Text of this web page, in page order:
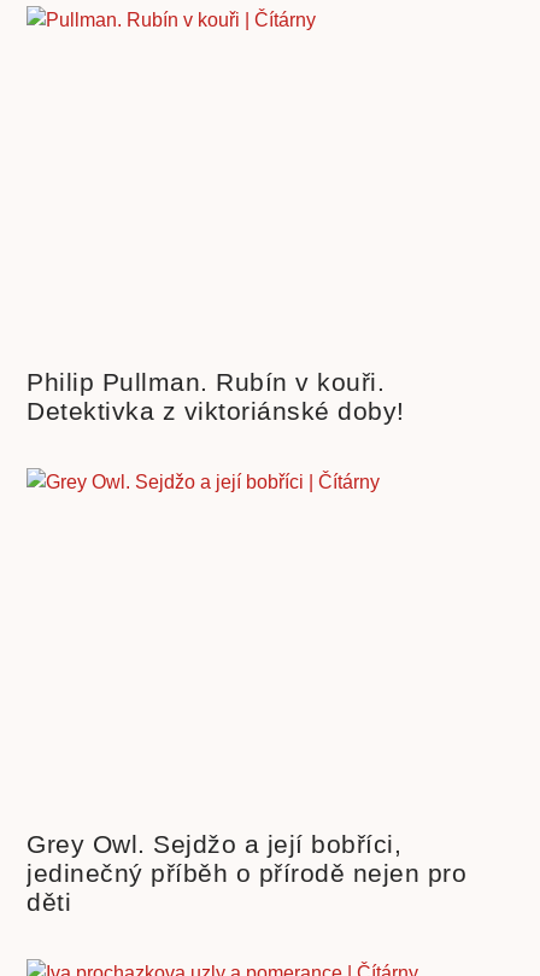
Philip Pullman. Rubín v kouři.
Detektivka z viktoriánské doby!
Grey Owl. Sejdžo a její bobříci,
jedinečný příběh o přírodě nejen pro
děti